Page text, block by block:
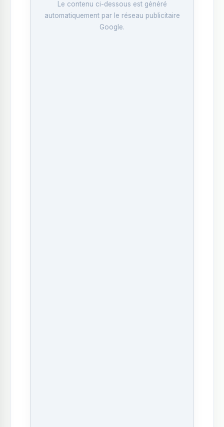
Le contenu ci-dessous est généré
automatiquement par le réseau publicitaire
Google.